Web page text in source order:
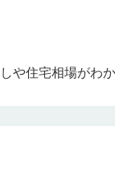
や住宅相場がわ